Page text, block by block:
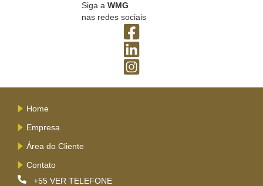
Siga a WMG
nas redes sociais
Home
Empresa
Área do Cliente
Contato
+55 VER TELEFONE